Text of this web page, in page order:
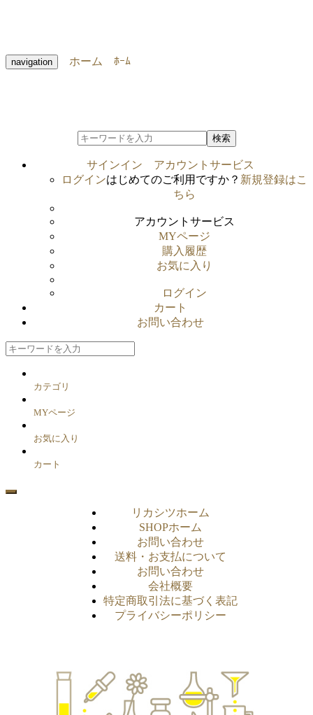
navigation ホーム ﾎｰﾑ
検索
サインイン
アカウントサービス
ログインはじめてのご利用ですか？ 新規登録はこ
ちら
アカウントサービス
MYページ
購入履歴
お気に入り
ログイン
カート
お問い合わせ
カテゴリ
MYページ
お気に入り
カート
リカシツホーム
SHOPホーム
お問い合わせ
送料・お支払について
お問い合わせ
会社概要
特定商取引法に基づく表記
プライバシーポリシー